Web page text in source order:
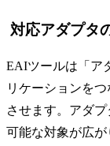
対応アダプタ
EAIツールは「ア
リケーションを
させます。アダ
可能な対象が広